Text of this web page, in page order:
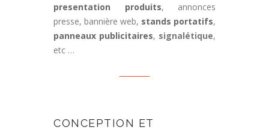
presentation produits, annonces
presse, bannière web, stands portatifs,
panneaux publicitaires, signalétique,
etc …
CONCEPTION ET